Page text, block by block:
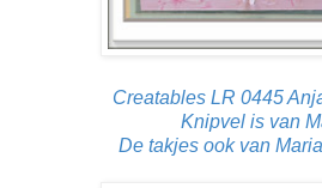
Creatables LR 0445
Knipvel is van
De takjes ook van